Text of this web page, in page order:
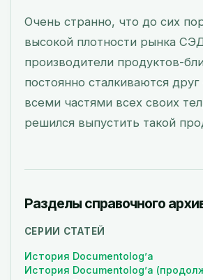
Очень странно, что до сих
высокой плотности рынка
производители продуктов-
постоянно сталкиваются
всеми частями всех своих
решился выпустить такой
Разделы справочного
СЕРИИ СТАТЕЙ
История Documentolog’а
История Documentolog’а